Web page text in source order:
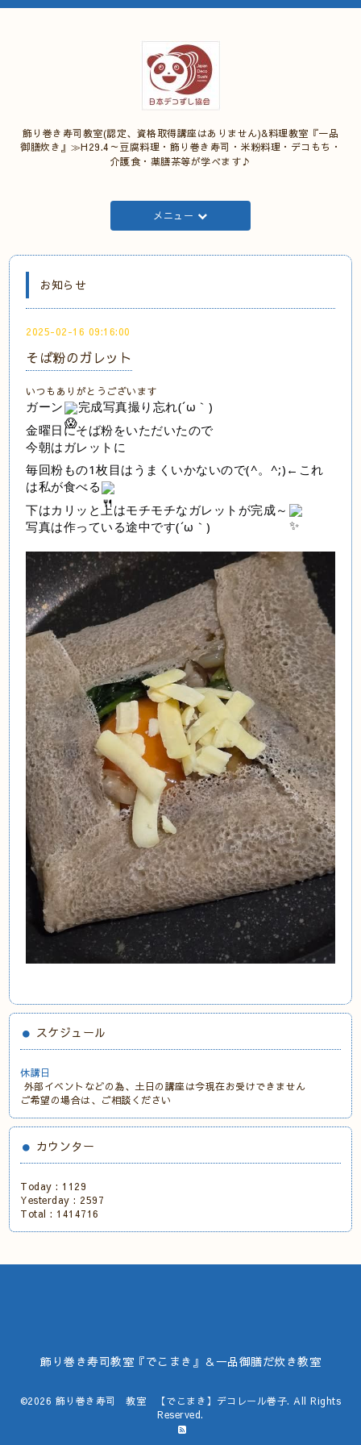
飾り巻き寿司教室(認定、資格取得講座はありません)&料理教室『一品
御膳炊き』≫H29.4～豆腐料理・飾り巻き寿司・米粉料理・デコもち・
介護食・薬膳茶等が学べます♪
メニュー
お知らせ
2025-02-16 09:16:00
そば粉のガレット
いつもありがとうございます
ガーン
完成写真撮り忘れ(´ω｀)
金曜日にそば粉をいただいたので
今朝はガレットに
毎回粉もの1枚目はうまくいかないので(^。^;)←これ
は私が食べる
下はカリッと上はモチモチなガレットが完成～
写真は作っている途中です(´ω｀)
スケジュール
休講日
外部イベントなどの為、土日の講座は今現在お受けできません
ご希望の場合は、ご相談ください
カウンター
Today : 1129
Yesterday : 2597
Total : 1414716
飾り巻き寿司教室『でこまき』＆一品御膳だ炊き教室
©2026 飾り巻き寿司 教室 【でこまき】デコレール巻子. All Rights
Reserved.